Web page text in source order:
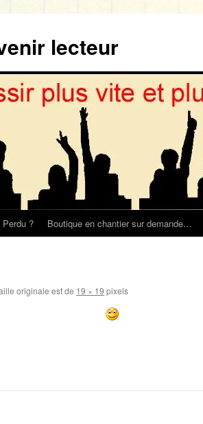
lecteur
Perdu ? Boutique en chantier sur demande…
originale est de 19 × 19 pixels